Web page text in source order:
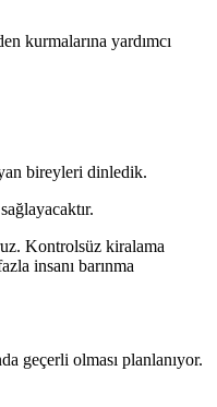
kurmalarına yardımcı
bireyleri dinledik.
Kontrolsüz kiralama
insanı barınma
geçerli olması planlanıyor.